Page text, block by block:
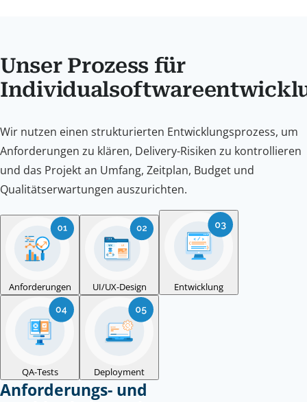
Unser Prozess für
Wir nutzen einen strukturierten Entwicklungsprozess, um
Anforderungen zu klären, Delivery-Risiken zu kontrollieren
und das Projekt an Umfang, Zeitplan, Budget und
Qualitätserwartungen auszurichten.
Anforderungen UI/UX-Design Entwicklung
QA-Tests Deployment
Anforderungs- und